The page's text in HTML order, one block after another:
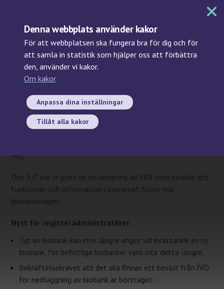
Denna webbplats använder kakor
För att webbplatsen ska fungera bra för dig och för
att samla in statistik som hjälper oss att förbättra
den, använder vi kakor.
Om kakor
Anpassa dina inställningar
Tillåt alla kakor
2023-07-04
Produktionssättning i
Svenska biobanksregistret
Hej,
Den 3/7 har vi gjort en ny lansering av SBR som innebär att
funktioner och information i systemet följer nya
biobankslagen.
Nytt för registeradministratörer
Typ av biobank kan inte längre anges vid inrättande av ny
biobank, för befintliga biobanker syns inte detta längre.
Bekräftelsekravet att det ska finnas ett beslut från IVO
för nedläggning av biobank är borttaget.